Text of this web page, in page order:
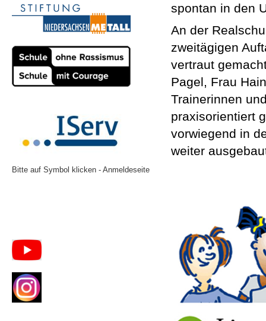
Bitte auf Symbol klicken - Anmeldeseite
spontan in den
An der
zweitägigen
vertraut
Pagel, Frau
Trainerinnen
praxisorientiert
vorwiegend in
weiter